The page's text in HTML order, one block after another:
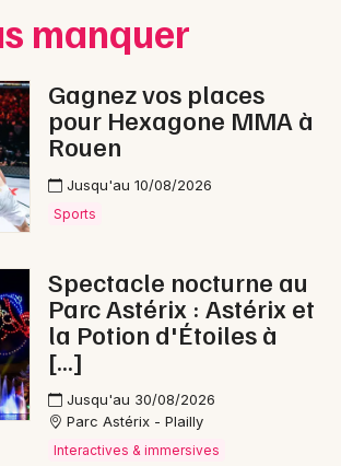
dans l' Eure
en Haute-Normandie
Noël en Normandie
manquer
Gagnez vos places
pour Hexagone MMA à
Rouen
Jusqu'au 10/08/2026
Sports
Spectacle nocturne au
Parc Astérix : Astérix et
la Potion d'Étoiles à
[…]
Jusqu'au 30/08/2026
Parc Astérix - Plailly
Interactives & immersives